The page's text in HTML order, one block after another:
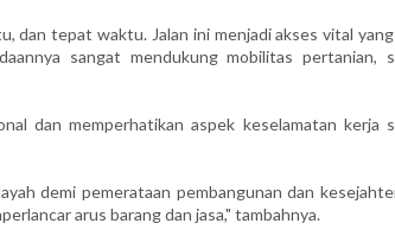
dan tepat waktu. Jalan ini menjadi akses vital
sangat mendukung mobilitas pertanian,
dan memperhatikan aspek keselamatan kerja
demi pemerataan pembangunan dan
arus barang dan jasa," tambahnya.